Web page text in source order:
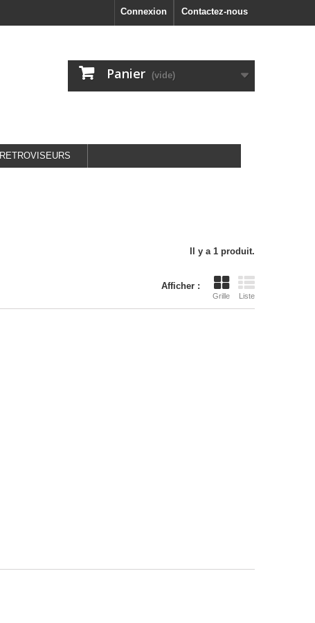
Contactez-nous
Connexion
Panier (vide)
RETROVISEURS
Il y a 1 produit.
Afficher :
Grille Liste